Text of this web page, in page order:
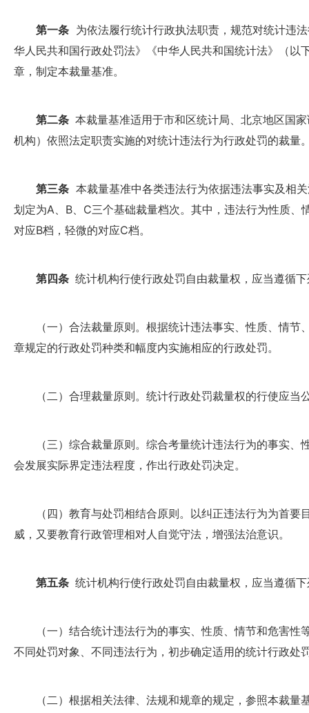
第一条 为依法履行统计行政执法职责，规范对统计违
华人民共和国行政处罚法》《中华人民共和国统计法》（以
章，制定本裁量基准。
第二条 本裁量基准适用于市和区统计局、北京地区国
机构）依照法定职责实施的对统计违法行为行政处罚的裁量
第三条 本裁量基准中各类违法行为依据违法事实及相
划定为A、B、C三个基础裁量档次。其中，违法行为性质、
对应B档，轻微的对应C档。
第四条 统计机构行使行政处罚自由裁量权，应当遵循
（一）合法裁量原则。根据统计违法事实、性质、情节
章规定的行政处罚种类和幅度内实施相应的行政处罚。
（二）合理裁量原则。统计行政处罚裁量权的行使应当
（三）综合裁量原则。综合考量统计违法行为的事实、
会发展实际界定违法程度，作出行政处罚决定。
（四）教育与处罚相结合原则。以纠正违法行为为首要
威，又要教育行政管理相对人自觉守法，增强法治意识。
第五条 统计机构行使行政处罚自由裁量权，应当遵循
（一）结合统计违法行为的事实、性质、情节和危害性
不同处罚对象、不同违法行为，初步确定适用的统计行政处
（二）根据相关法律、法规和规章的规定，参照本裁量